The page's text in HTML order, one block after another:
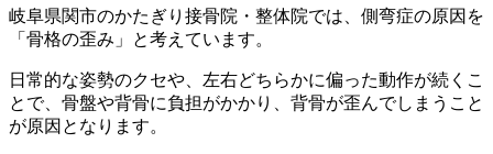
岐阜県関市のかたぎり接骨院・整体院では、側弯症の原因を
「骨格の歪み」と考えています。
日常的な姿勢のクセや、左右どちらかに偏った動作が続くこ
とで、骨盤や背骨に負担がかかり、背骨が歪んでしまうこと
が原因となります。